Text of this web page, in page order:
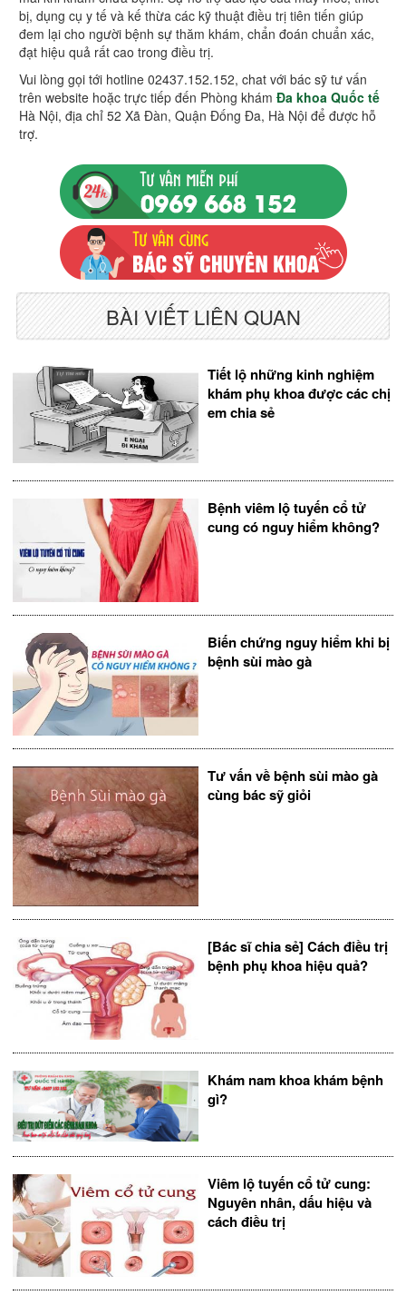
bị, dụng cụ y tế và kế thừa các kỹ thuật điều trị tiên tiến giúp
đem lại cho người bệnh sự thăm khám, chẩn đoán chuẩn xác,
đạt hiệu quả rất cao trong điều trị.
Vui lòng gọi tới hotline 02437.152.152, chat với bác sỹ tư vấn
trên website hoặc trực tiếp đến Phòng khám Đa khoa Quốc tế
Hà Nội, địa chỉ 52 Xã Đàn, Quận Đống Đa, Hà Nội để được hỗ
trợ.
BÀI VIẾT LIÊN QUAN
Tiết lộ những kinh nghiệm
khám phụ khoa được các chị
em chia sẻ
Bệnh viêm lộ tuyến cổ tử
cung có nguy hiểm không?
Biến chứng nguy hiểm khi bị
bệnh sùi mào gà
Tư vấn về bệnh sùi mào gà
cùng bác sỹ giỏi
[Bác sĩ chia sẻ] Cách điều trị
bệnh phụ khoa hiệu quả?
Khám nam khoa khám bệnh
gì?
Viêm lộ tuyến cổ tử cung:
Nguyên nhân, dấu hiệu và
cách điều trị